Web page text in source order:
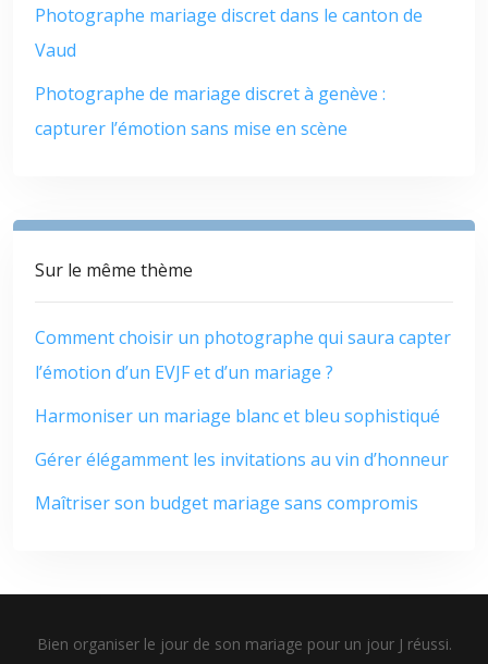
Photographe mariage discret dans le canton de
Vaud
Photographe de mariage discret à genève :
capturer l’émotion sans mise en scène
Sur le même thème
Comment choisir un photographe qui saura capter
l’émotion d’un EVJF et d’un mariage ?
Harmoniser un mariage blanc et bleu sophistiqué
Gérer élégamment les invitations au vin d’honneur
Maîtriser son budget mariage sans compromis
Bien organiser le jour de son mariage pour un jour J réussi.